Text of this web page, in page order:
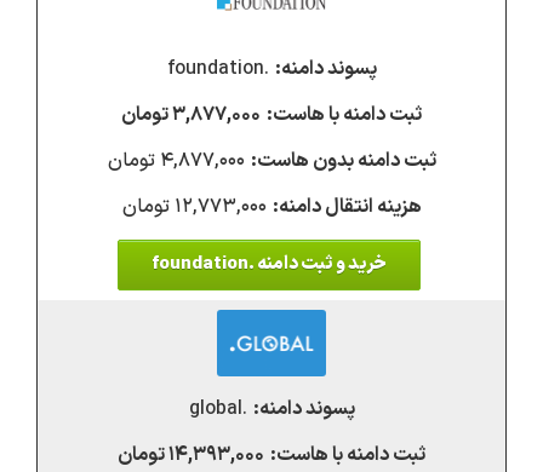
.foundation
۳,۸۷۷,۰۰۰ تومان
۴,۸۷۷,۰۰۰ تومان
۱۲,۷۷۳,۰۰۰ تومان
خرید و ثبت دامنه .foundation
.global
۱۴,۳۹۳,۰۰۰ تومان